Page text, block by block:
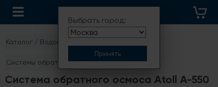
Выбрать город:
Каталог / Водоподготовка и фильтры
Системы обратного осмоса
Система обратного осмоса Atoll A-550